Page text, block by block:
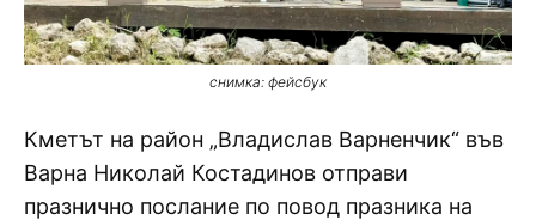
снимка: фейсбук
Кметът на район „Владислав Варненчик“ във
Варна Николай Костадинов отправи
празнично послание по повод празника на